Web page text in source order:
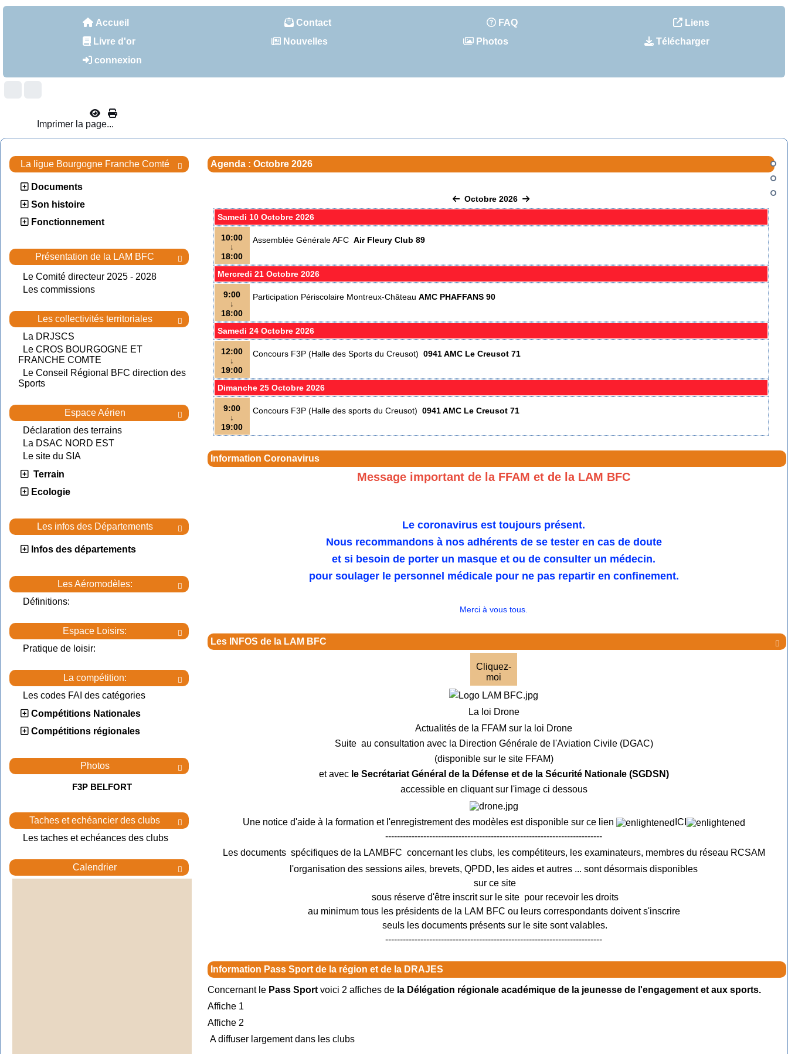
Accueil Contact FAQ
Liens
Livre d'or
Nouvelles Photos
Télécharger
connexion
Imprimer la page...

La ligue Bourgogne Franche Comté
Documents
Son histoire
Fonctionnement

Présentation de la LAM BFC
Le Comité directeur 2025 - 2028
Les commissions

Les collectivités territoriales
La DRJSCS
Le CROS BOURGOGNE ET
FRANCHE COMTE
Le Conseil Régional BFC direction des
Sports

Espace Aérien
Déclaration des terrains
La DSAC NORD EST
Le site du SIA
Terrain
Ecologie

Les infos des Départements
Infos des départements

Les Aéromodèles:
Définitions:

Espace Loisirs:
Pratique de loisir:

La compétition:
Les codes FAI des catégories
Compétitions Nationales
Compétitions régionales

Photos
F3P BELFORT

Taches et echéancier des clubs
Les taches et echéances des clubs

Calendrier
Agenda : Octobre 2026
Octobre 2026
Samedi 10 Octobre 2026
10:00
↓
18:00
Assemblée Générale AFC Air Fleury Club 89
Mercredi 21 Octobre 2026
9:00
↓
18:00
Participation Périscolaire Montreux-Château AMC PHAFFANS 90
Samedi 24 Octobre 2026
12:00
↓
19:00
Concours F3P (Halle des Sports du Creusot) 0941 AMC Le Creusot 71
Dimanche 25 Octobre 2026
9:00
↓
19:00
Concours F3P (Halle des sports du Creusot) 0941 AMC Le Creusot 71
Information Coronavirus
Message important de la FFAM et de la LAM BFC
Le coronavirus est toujours présent.
Nous recommandons à nos adhérents de se tester en cas de doute
et si besoin de porter un masque et ou de consulter un médecin.
pour soulager le personnel médicale pour ne pas repartir en confinement.
Merci à vous tous.

Les INFOS de la LAM BFC
Cliquez-
moi
La loi Drone
Actualités de la FFAM sur la loi Drone
Suite au consultation avec la Direction Générale de l'Aviation Civile (DGAC)
(disponible sur le site FFAM)
et avec le Secrétariat Général de la Défense et de la Sécurité Nationale (SGDSN)
accessible en cliquant sur l'image ci dessous
Une notice d'aide à la formation et l'enregistrement des modèles est disponible sur ce lien
ICI
--------------------------------------------------------------------------
Les documents spécifiques de la LAMBFC concernant les clubs, les compétiteurs, les examinateurs, membres du réseau RCSAM
l'organisation des sessions ailes, brevets, QPDD, les aides et autres ... sont désormais disponibles
sur ce site
sous réserve d'être inscrit sur le site pour recevoir les droits
au minimum tous les présidents de la LAM BFC ou leurs correspondants doivent s'inscrire
seuls les documents présents sur le site sont valables.
--------------------------------------------------------------------------
Information Pass Sport de la région et de la DRAJES
Concernant le Pass Sport voici 2 affiches de la Délégation régionale académique de la jeunesse de l'engagement et aux sports.
Affiche 1
Affiche 2
A diffuser largement dans les clubs